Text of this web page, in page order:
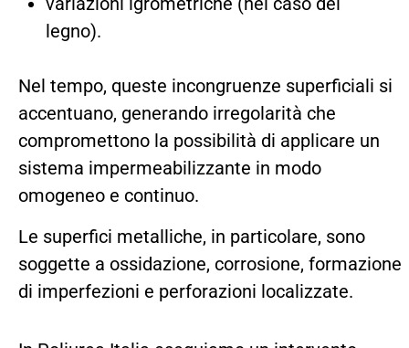
legno).
Nel tempo, queste incongruenze superficiali si
accentuano, generando irregolarità che
compromettono la possibilità di applicare un
sistema impermeabilizzante in modo
omogeneo e continuo.
Le superfici metalliche, in particolare, sono
soggette a ossidazione, corrosione, formazione
di imperfezioni e perforazioni localizzate.